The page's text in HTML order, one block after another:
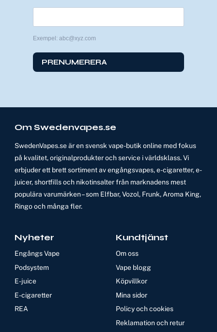
Exempel: abc@xyz.com
PRENUMERERA
Om Swedenvapes.se
SwedenVapes.se är en svensk vape-butik online med fokus
på kvalitet, originalprodukter och service i världsklass. Vi
erbjuder ett brett sortiment av engångsvapes, e-cigaretter, e-
juicer, shortfills och nikotinsalter från marknadens mest
populära varumärken – som Elfbar, Vozol, Frunk, Aroma King,
Ringo och många fler.
Nyheter
Engångs Vape
Podsystem
E-juice
E-cigaretter
REA
Kundtjänst
Om oss
Vape blogg
Köpvillkor
Mina sidor
Policy och cookies
Reklamation och retur